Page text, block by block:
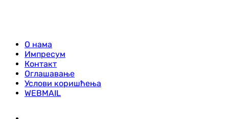
О нама
Импресум
Контакт
Оглашавање
Услови коришћења
WEBMAIL